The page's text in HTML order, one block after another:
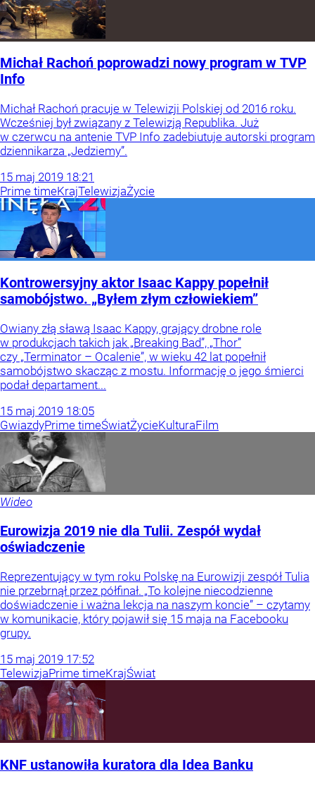
Michał Rachoń poprowadzi nowy program w TVP
Info
Michał Rachoń pracuje w Telewizji Polskiej od 2016 roku.
Wcześniej był związany z Telewizją Republika. Już
w czerwcu na antenie TVP Info zadebiutuje autorski program
dziennikarza „Jedziemy”.
15 maj 2019 18:21
Prime timeKrajTelewizjaŻycie
Kontrowersyjny aktor Isaac Kappy popełnił
samobójstwo. „Byłem złym człowiekiem”
Owiany złą sławą Isaac Kappy, grający drobne role
w produkcjach takich jak „Breaking Bad”, „Thor”
czy „Terminator – Ocalenie”, w wieku 42 lat popełnił
samobójstwo skacząc z mostu. Informację o jego śmierci
podał departament...
15 maj 2019 18:05
GwiazdyPrime timeŚwiatŻycieKulturaFilm
Wideo
Eurowizja 2019 nie dla Tulii. Zespół wydał
oświadczenie
Reprezentujący w tym roku Polskę na Eurowizji zespół Tulia
nie przebrnął przez półfinał. „To kolejne niecodzienne
doświadczenie i ważna lekcja na naszym koncie” – czytamy
w komunikacie, który pojawił się 15 maja na Facebooku
grupy.
15 maj 2019 17:52
TelewizjaPrime timeKrajŚwiat
KNF ustanowiła kuratora dla Idea Banku